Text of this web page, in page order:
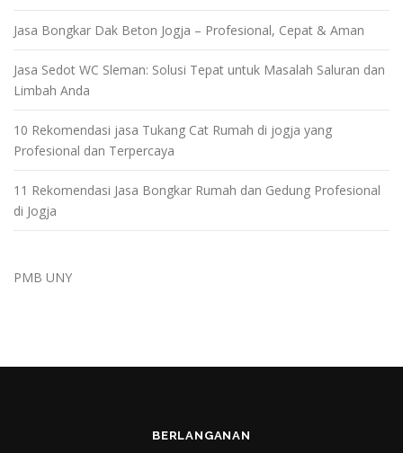
Jasa Bongkar Dak Beton Jogja – Profesional, Cepat & Aman
Jasa Sedot WC Sleman: Solusi Tepat untuk Masalah Saluran dan
Limbah Anda
10 Rekomendasi jasa Tukang Cat Rumah di jogja yang
Profesional dan Terpercaya
11 Rekomendasi Jasa Bongkar Rumah dan Gedung Profesional
di Jogja
PMB UNY
BERLANGANAN